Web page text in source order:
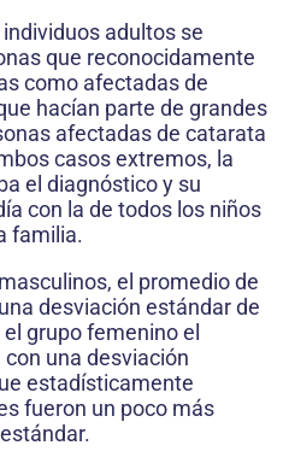
adultos se
que reconocidamente
como afectadas de
hacían parte de grandes
afectadas de catarata
casos extremos, la
el diagnóstico y su
con la de todos los niños
familia.
el promedio de
desviación estándar de
grupo femenino el
una desviación
estadísticamente
fueron un poco más